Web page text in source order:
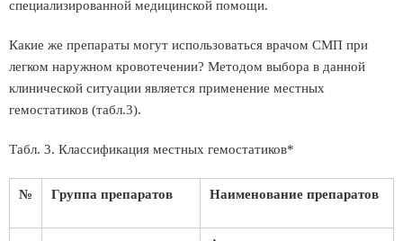
специализированной медицинской помощи.
Какие же препараты могут использоваться врачом СМП при
легком наружном кровотечении? Методом выбора в данной
клинической ситуации является применение местных
гемостатиков (табл.3).
Табл. 3. Классификация местных гемостатиков*
№ Группа препаратов Наименование препаратов